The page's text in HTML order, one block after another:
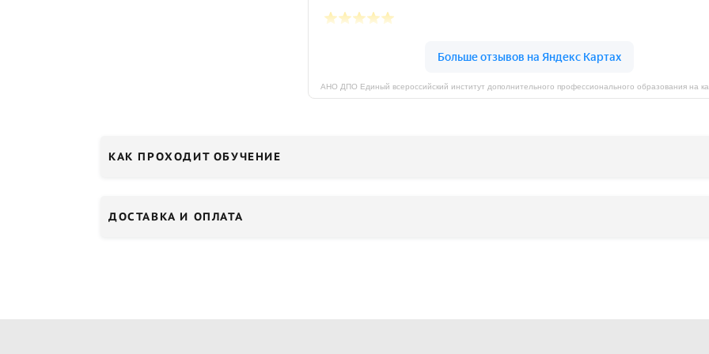
КАК ПРОХОДИТ ОБУЧЕНИЕ
ДОСТАВКА И ОПЛАТА